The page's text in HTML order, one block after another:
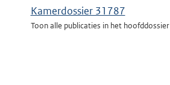
Kamerdossier 31787
Toon alle publicaties in het hoofddossier